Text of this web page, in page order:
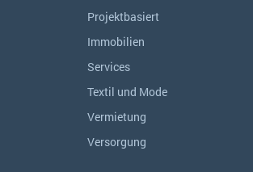
Projektbasiert
Immobilien
Services
Textil und Mode
Vermietung
Versorgung